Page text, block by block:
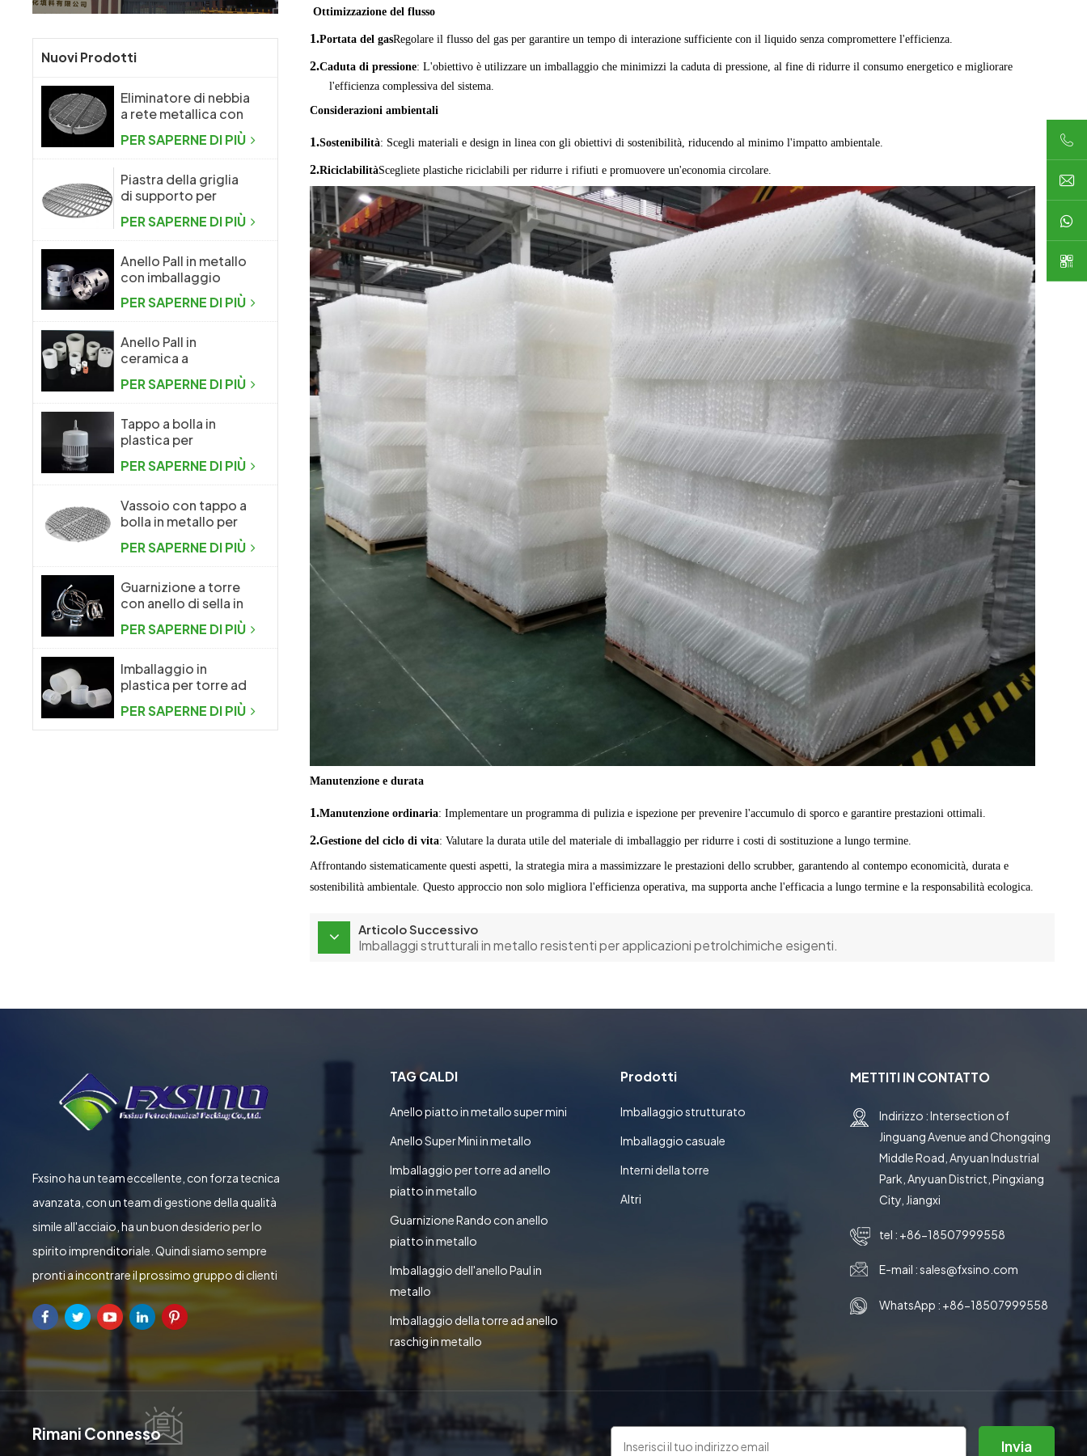
Nuovi Prodotti
Eliminatore di nebbia
a rete metallica con
maglia
PER SAPERNE DI PIÙ
Piastra della griglia
di supporto per
l'imballaggio casuale
della colonna di
distillazione
PER SAPERNE DI PIÙ
Anello Pall in metallo
con imballaggio
casuale in metallo ad
alte prestazioni
PER SAPERNE DI PIÙ
Anello Pall in
ceramica a
casuale
PER SAPERNE DI PIÙ
Tappo a bolla in
plastica per
PER SAPERNE DI PIÙ
Vassoio con tappo a
bolla in metallo per
PER SAPERNE DI PIÙ
Guarnizione a torre
con anello di sella in
PER SAPERNE DI PIÙ
Imballaggio in
plastica per torre ad
PER SAPERNE DI PIÙ
Ottimizzazione del flusso
1.Portata del gasRegolare il flusso del gas per garantire un tempo di interazione sufficiente con il liquido senza compromettere l'efficienza.
2.Caduta di pressione: L'obiettivo è utilizzare un imballaggio che minimizzi la caduta di pressione, al fine di ridurre il consumo energetico e migliorare
l'efficienza complessiva del sistema.
Considerazioni ambientali
1.Sostenibilità: Scegli materiali e design in linea con gli obiettivi di sostenibilità, riducendo al minimo l'impatto ambientale.
2.RiciclabilitàScegliete plastiche riciclabili per ridurre i rifiuti e promuovere un'economia circolare.
Manutenzione e durata
1.Manutenzione ordinaria: Implementare un programma di pulizia e ispezione per prevenire l'accumulo di sporco e garantire prestazioni ottimali.
2.Gestione del ciclo di vita: Valutare la durata utile del materiale di imballaggio per ridurre i costi di sostituzione a lungo termine.
Affrontando sistematicamente questi aspetti, la strategia mira a massimizzare le prestazioni dello scrubber, garantendo al contempo economicità, durata e
sostenibilità ambientale. Questo approccio non solo migliora l'efficienza operativa, ma supporta anche l'efficacia a lungo termine e la responsabilità ecologica.
Articolo Successivo
Imballaggi strutturali in metallo resistenti per applicazioni petrolchimiche esigenti.
Fxsino ha un team eccellente, con forza tecnica
avanzata, con un team di gestione della qualità
simile all'acciaio, ha un buon desiderio per lo
spirito imprenditoriale. Quindi siamo sempre
pronti a incontrare il prossimo gruppo di clienti
TAG CALDI
Anello piatto in metallo super mini
Anello Super Mini in metallo
Imballaggio per torre ad anello
piatto in metallo
Guarnizione Rando con anello
piatto in metallo
Imballaggio dell'anello Paul in
metallo
Imballaggio della torre ad anello
raschig in metallo
Prodotti
Imballaggio strutturato
Imballaggio casuale
Interni della torre
Altri
METTITI IN CONTATTO
Indirizzo : Intersection of
Jinguang Avenue and Chongqing
Middle Road, Anyuan Industrial
Park, Anyuan District, Pingxiang
City, Jiangxi
tel : +86-18507999558
E-mail :sales@fxsino.com
WhatsApp : +86-18507999558
Rimani Connesso
Invia